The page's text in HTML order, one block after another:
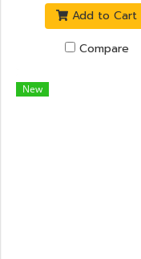
Add to Cart
Compare
New